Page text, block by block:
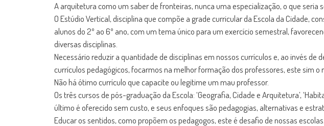
A arquitetura como um saber de fronteiras, nunca uma especialização, o que seria
O Estúdio Vertical, disciplina que compõe a grade curricular da Escola da Cidade,
alunos do 2º ao 6º ano, com um tema único para um exercício semestral,
diversas disciplinas.
Necessário reduzir a quantidade de disciplinas em nossos currículos e, ao invés
currículos pedagógicos, focarmos na melhor formação dos professores, este sim o
Não há ótimo currículo que capacite ou legitime um mau professor.
Os três cursos de pós-graduação da Escola: ‘Geografia, Cidade e Arquitetura’,
último é oferecido sem custo, e seus enfoques são pedagogias, alternativas e
Educar os sentidos, como propõem os pedagogos, este é desafio de nossas escolas.